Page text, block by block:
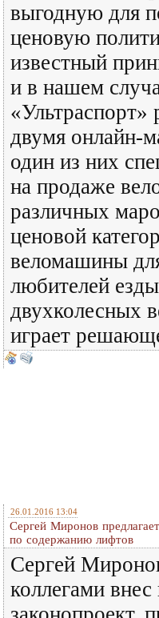
выгодную для
ценовую
известный
и в нашем
«Ультраспорт»
двумя онлайн-
один из них
на продаже
различных
ценовой
веломашины
любителей
двухколесных
играет
26.01.2016 13:04
Сергей Миронов
по содержанию лифтов
Сергей
коллегами